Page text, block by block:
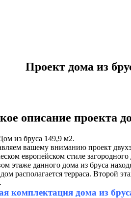
Проект дома из
описание проекта
из бруса 149,9 м2.
вашему вниманию проект
европейском стиле
этаже данного дома из бруса
располагается терраса. Второй
комплектация дома из